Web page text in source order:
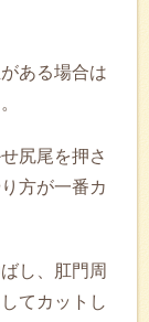
ある場合は
尻尾を押さ
方が一番カ
し、肛門周
てカットし